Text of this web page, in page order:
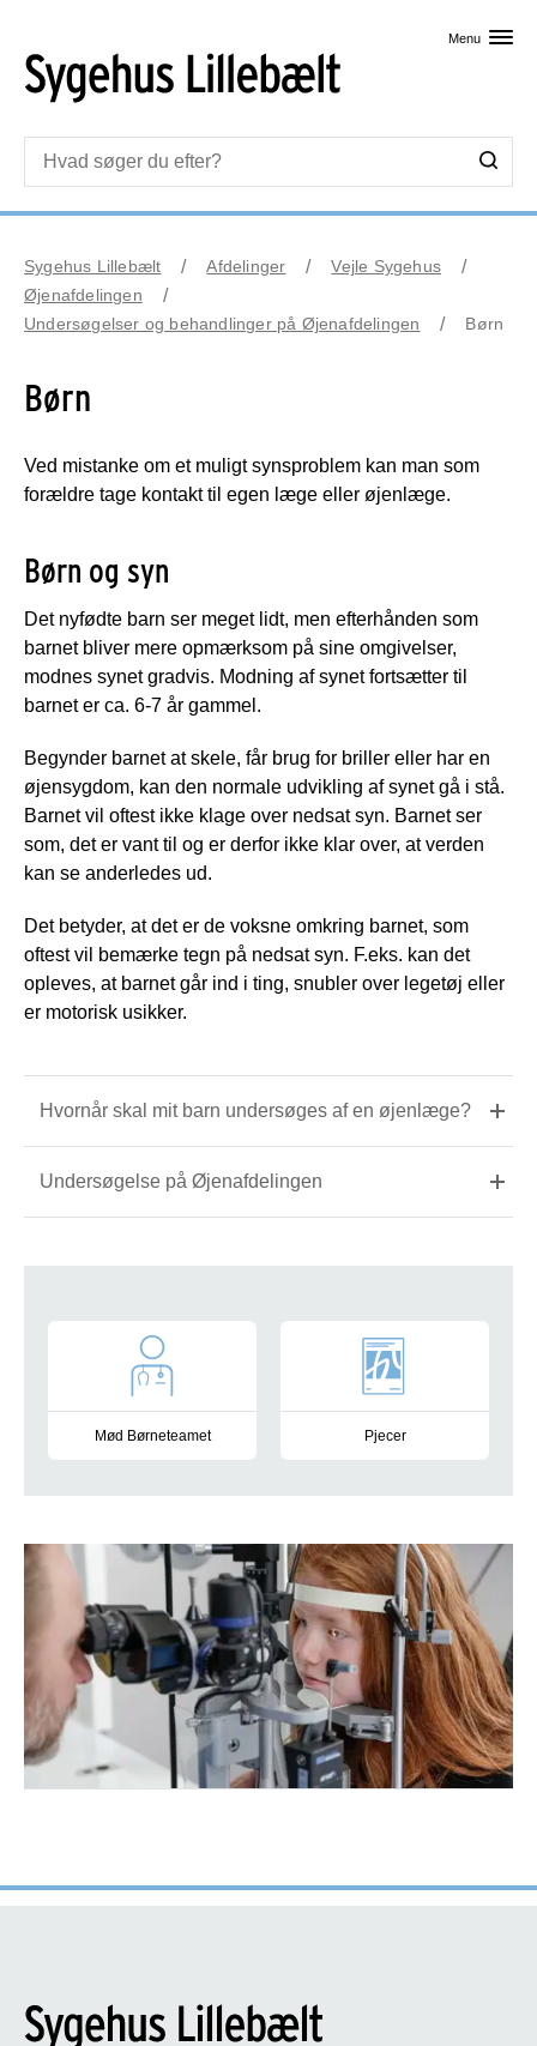
Menu
Sygehus Lillebælt Afdelinger
Vejle Sygehus
Øjenafdelingen
Undersøgelser og behandlinger på Øjenafdelingen
Børn
Børn
Ved mistanke om et muligt synsproblem kan man som
forældre tage kontakt til egen læge eller øjenlæge.
Børn og syn
Det nyfødte barn ser meget lidt, men efterhånden som
barnet bliver mere opmærksom på sine omgivelser,
modnes synet gradvis. Modning af synet fortsætter til
barnet er ca. 6-7 år gammel.
Begynder barnet at skele, får brug for briller eller har en
øjensygdom, kan den normale udvikling af synet gå i stå.
Barnet vil oftest ikke klage over nedsat syn. Barnet ser
som, det er vant til og er derfor ikke klar over, at verden
kan se anderledes ud.
Det betyder, at det er de voksne omkring barnet, som
oftest vil bemærke tegn på nedsat syn. F.eks. kan det
opleves, at barnet går ind i ting, snubler over legetøj eller
er motorisk usikker.
Hvornår skal mit barn undersøges af en øjenlæge?
Undersøgelse på Øjenafdelingen
Mød Børneteamet Pjecer